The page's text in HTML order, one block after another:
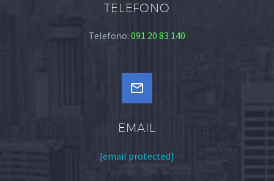
TELEFONO
Telefono: 091 20 83 140


EMAIL
[email protected]